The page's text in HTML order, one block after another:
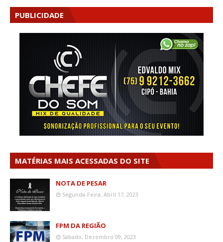
PUBLICIDADE
MATÉRIAS MAIS ACESSADAS DO SITE
NOTA DE PESAR
Segunda-Feira, Abril 17, 2023
FPM DA REGIÃO
Sábado, Dezembro 09, 2023